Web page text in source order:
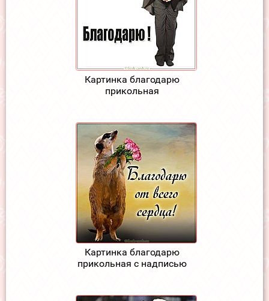
Картинка благодарю
прикольная
Картинка благодарю
прикольная с надписью